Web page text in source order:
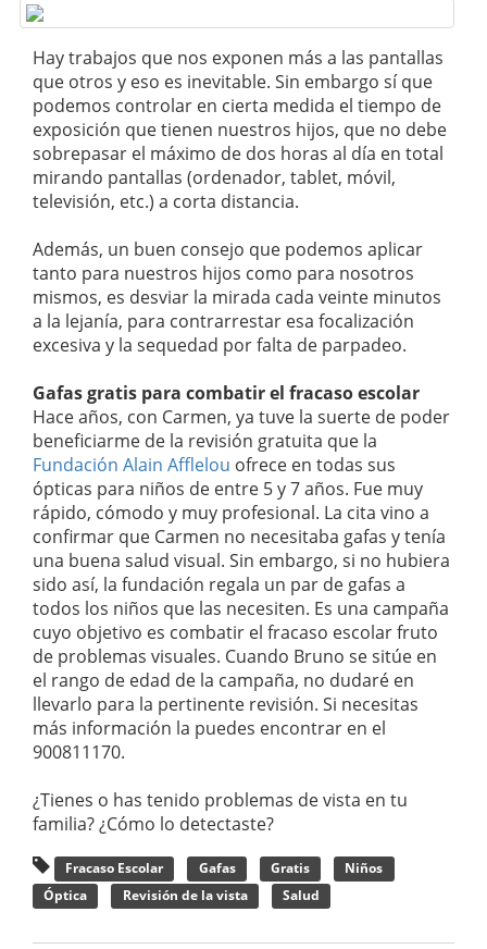
Hay trabajos que nos exponen más a las pantallas
que otros y eso es inevitable. Sin embargo sí que
podemos controlar en cierta medida el tiempo de
exposición que tienen nuestros hijos, que no debe
sobrepasar el máximo de dos horas al día en total
mirando pantallas (ordenador, tablet, móvil,
televisión, etc.) a corta distancia.
Además, un buen consejo que podemos aplicar
tanto para nuestros hijos como para nosotros
mismos, es desviar la mirada cada veinte minutos
a la lejanía, para contrarrestar esa focalización
excesiva y la sequedad por falta de parpadeo.
Gafas gratis para combatir el fracaso escolar
Hace años, con Carmen, ya tuve la suerte de poder
beneficiarme de la revisión gratuita que la
Fundación Alain Afflelou ofrece en todas sus
ópticas para niños de entre 5 y 7 años. Fue muy
rápido, cómodo y muy profesional. La cita vino a
confirmar que Carmen no necesitaba gafas y tenía
una buena salud visual. Sin embargo, si no hubiera
sido así, la fundación regala un par de gafas a
todos los niños que las necesiten. Es una campaña
cuyo objetivo es combatir el fracaso escolar fruto
de problemas visuales. Cuando Bruno se sitúe en
el rango de edad de la campaña, no dudaré en
llevarlo para la pertinente revisión. Si necesitas
más información la puedes encontrar en el
900811170.
¿Tienes o has tenido problemas de vista en tu
familia? ¿Cómo lo detectaste?
Fracaso Escolar Gafas Gratis
Niños
Óptica
Revisión de la vista Salud